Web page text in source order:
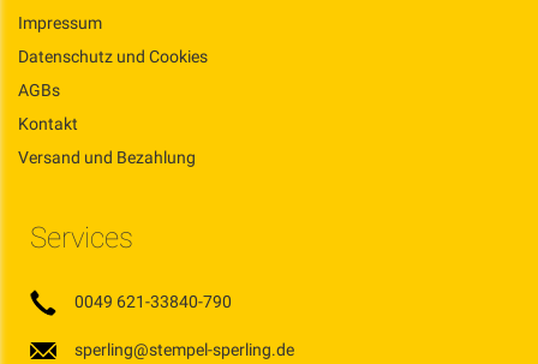
Impressum
Datenschutz und Cookies
AGBs
Kontakt
Versand und Bezahlung
Services
0049 621-33840-790
sperling@stempel-sperling.de